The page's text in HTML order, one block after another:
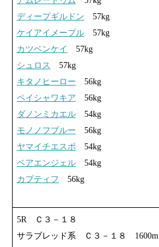
ディープギルドン 57kg
ケイアイメープル57kg
カツベンケイ
57kg
シュロス
57kg
キタノヒーロー 56kg
ペイシャワキア 56kg
ダノンミカエル54kg
モノノフブルー 56kg
ヤマイチエスポ 54kg
ベアエンジェル54kg
カプティフ 56kg
5R Ｃ３－１８
サラブレッド系 Ｃ３－１８ 1600m